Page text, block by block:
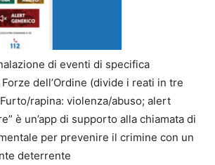
di eventi di specifica
dell’Ordine (divide i reati in tre
rapina: violenza/abuso; alert
è un’app di supporto alla chiamata di
per prevenire il crimine con un
deterrente